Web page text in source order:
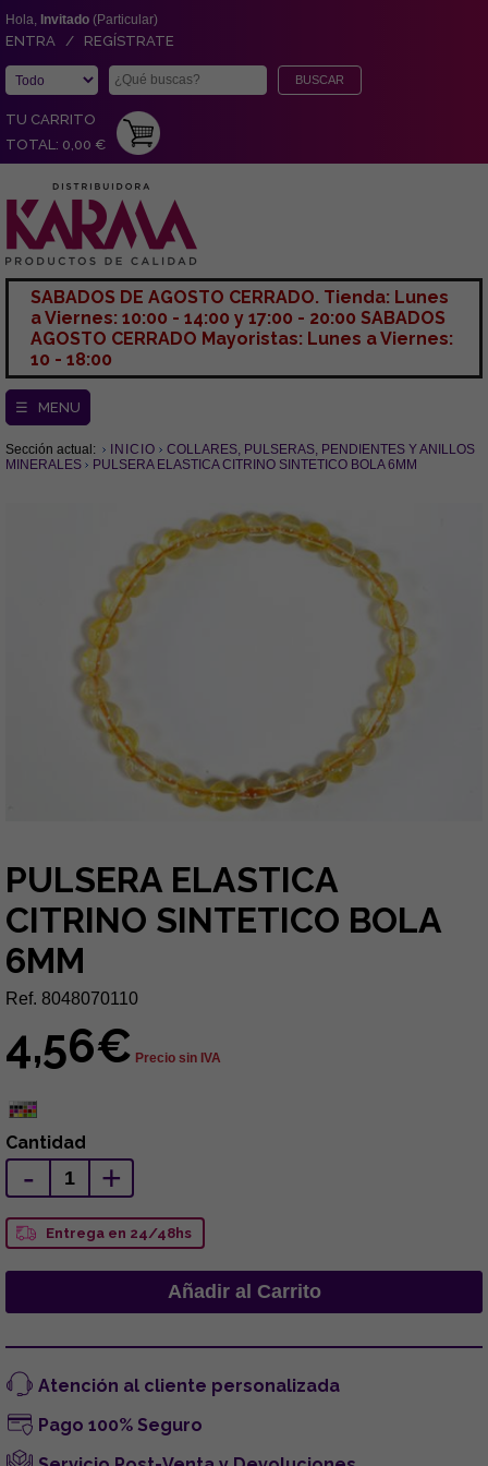
Hola, Invitado (Particular)
ENTRA / REGÍSTRATE
TU CARRITO
TOTAL: 0,00 €
SABADOS DE AGOSTO CERRADO. Tienda: Lunes
a Viernes: 10:00 - 14:00 y 17:00 - 20:00 SABADOS
AGOSTO CERRADO Mayoristas: Lunes a Viernes:
10 - 18:00
☰ MENU
Sección actual: INICIO
COLLARES, PULSERAS, PENDIENTES Y ANILLOS
MINERALES
PULSERA ELASTICA CITRINO SINTETICO BOLA 6MM
PULSERA ELASTICA
CITRINO SINTETICO BOLA
6MM
Ref. 8048070110
4,56€ Precio sin IVA
Cantidad
- +
Entrega en 24/48hs
Atención al cliente personalizada
Pago 100% Seguro